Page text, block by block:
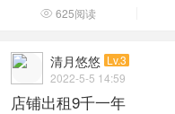
 625阅读
清月悠悠 Lv.3
2022-5-5 14:59
店铺出租9千一年